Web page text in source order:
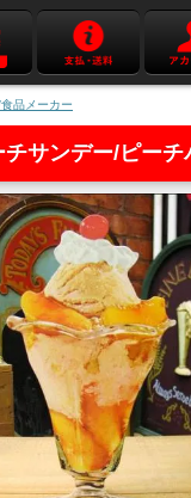
品メーカー
サンデー/ピーチ